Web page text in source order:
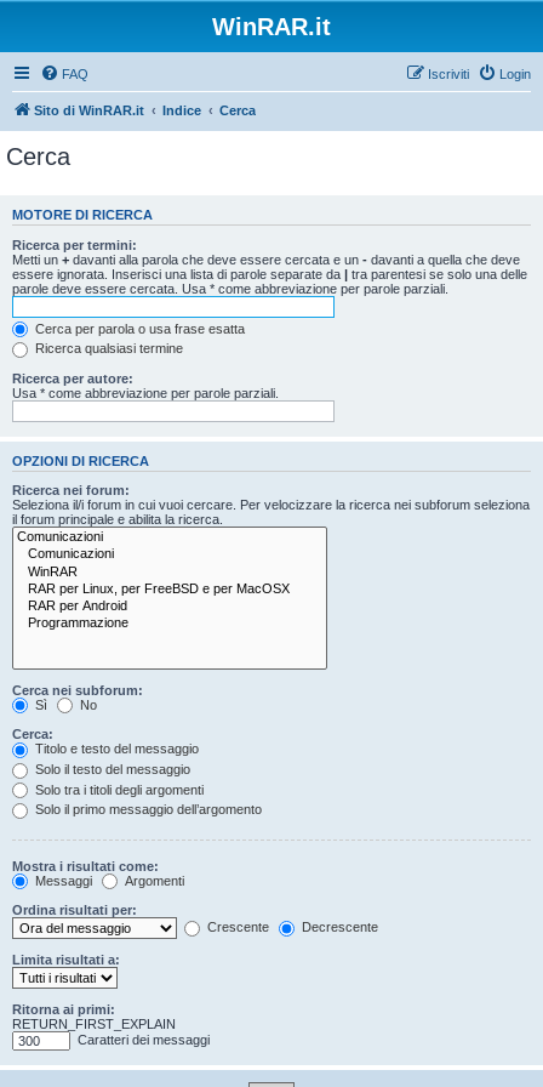
WinRAR.it
FAQ Login
Iscriviti
Sito di WinRAR.it Indice Cerca
Cerca
MOTORE DI RICERCA
Ricerca per termini:
Metti un + davanti alla parola che deve essere cercata e un - davanti a quella che deve
essere ignorata. Inserisci una lista di parole separate da | tra parentesi se solo una delle
parole deve essere cercata. Usa * come abbreviazione per parole parziali.
Cerca per parola o usa frase esatta
Ricerca qualsiasi termine
Ricerca per autore:
Usa * come abbreviazione per parole parziali.
OPZIONI DI RICERCA
Ricerca nei forum:
Seleziona il/i forum in cui vuoi cercare. Per velocizzare la ricerca nei subforum seleziona
il forum principale e abilita la ricerca.
Cerca nei subforum:
Sì
No
Cerca:
Titolo e testo del messaggio
Solo il testo del messaggio
Solo tra i titoli degli argomenti
Solo il primo messaggio dell’argomento
Mostra i risultati come:
Messaggi
Argomenti
Ordina risultati per:
Crescente
Decrescente
Limita risultati a:
Ritorna ai primi:
RETURN_FIRST_EXPLAIN
Caratteri dei messaggi